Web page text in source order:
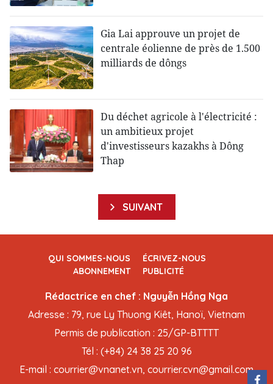
Gia Lai approuve un projet de
centrale éolienne de près de 1.500
milliards de dôngs
Du déchet agricole à l'électricité :
un ambitieux projet
d'investisseurs kazakhs à Dông
Thap
SUIVANT
QUI SOMMES-NOUS
ÉCRIVEZ-NOUS
ABONNEMENT
PUBLICITÉ
Rédactrice en chef : Nguyễn Hồng Nga
Adresse : 79, rue Ly Thuong Kiêt, Hanoï, Vietnam
Permis de publication : 25/GP-BTTTT
Tél : (+84) 24 38 25 20 96
E-mail : courrier@vnanet.vn, courrier.cvn@gmail.com